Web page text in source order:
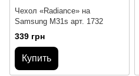
Чехол «Radiance» на
Samsung M31s арт. 1732
339 грн
Купить